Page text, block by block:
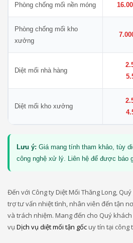
Phòng chống mối nền móng
Phòng chống mối kho
xưởng
Diệt mối nhà hàng
Diệt mối kho xưởng
Lưu ý: Giá mang tính tham khảo, tùy
công nghệ xử lý. Liên hệ để được báo
Đến với Công ty Diệt Mối Thăng Long,
trợ tư vấn nhiệt tình, nhân viên đến tận
và trách nhiệm. Mang đến cho Quý
vụ Dịch vụ diệt mối tận gốcuy tín tại công